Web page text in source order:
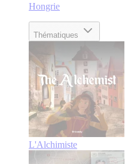
Hongrie
Thématiques
L'Alchimiste